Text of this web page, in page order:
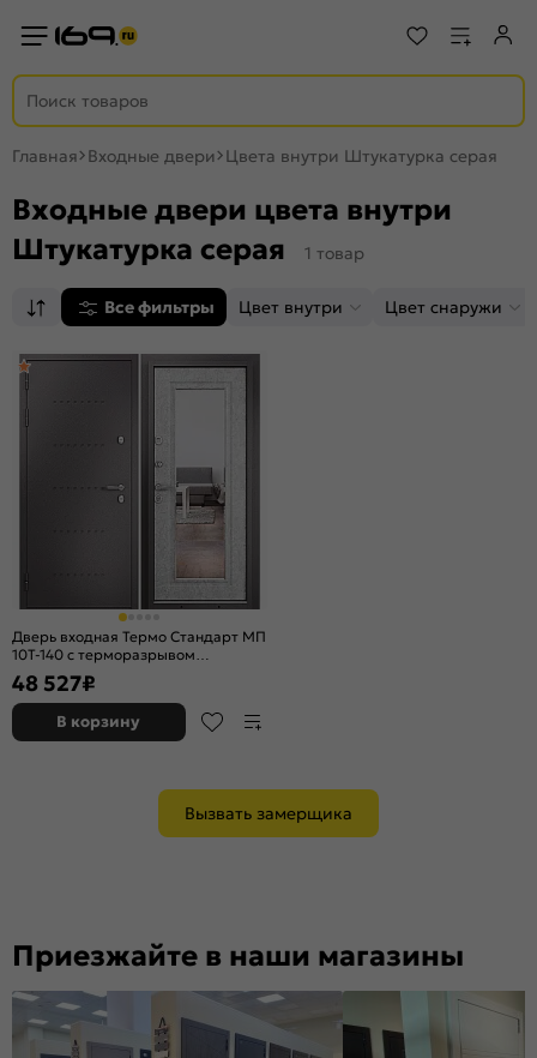
Главная Входные двери Цвета внутри Штукатурка серая
Входные двери цвета внутри
Штукатурка серая
1 товар
Все фильтры Цвет внутри Цвет снаружи
Дверь входная Термо Стандарт МП
10T-140 с терморазрывом
Шоколад букле/Штукатурка серая,
2 замка, с ночной задвижкой
48 527₽
В корзину
Вызвать замерщика
Приезжайте в наши магазины